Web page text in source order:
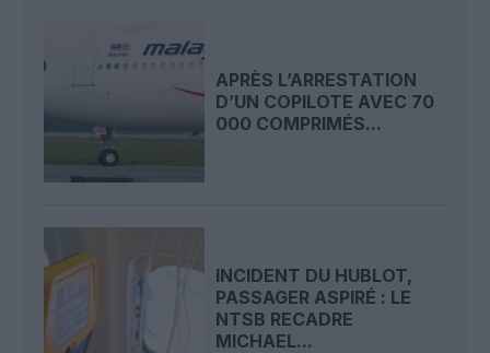
APRÈS L’ARRESTATION
D’UN COPILOTE AVEC 70
000 COMPRIMÉS...
INCIDENT DU HUBLOT,
PASSAGER ASPIRÉ : LE
NTSB RECADRE
MICHAEL...